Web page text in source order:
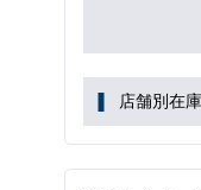
店舗別在